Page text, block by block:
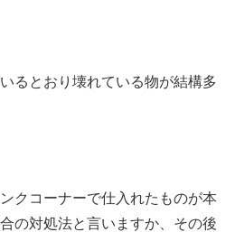
るとおり壊れている物が結構多
クコーナーで仕入れたものが本
の対処法と言いますか、その後